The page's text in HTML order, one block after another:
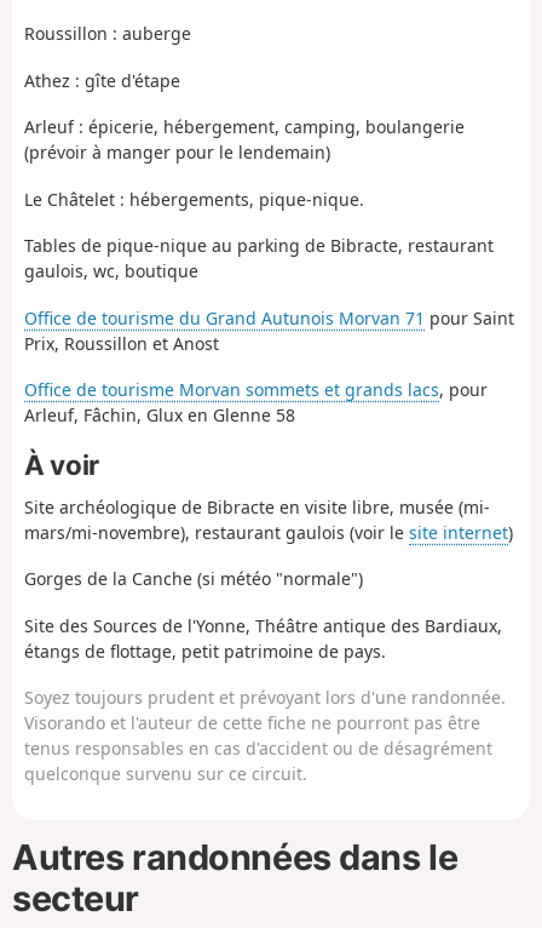
Roussillon : auberge
Athez : gîte d'étape
Arleuf : épicerie, hébergement, camping, boulangerie
(prévoir à manger pour le lendemain)
Le Châtelet : hébergements, pique-nique.
Tables de pique-nique au parking de Bibracte, restaurant
gaulois, wc, boutique
Office de tourisme du Grand Autunois Morvan 71 pour Saint
Prix, Roussillon et Anost
Office de tourisme Morvan sommets et grands lacs, pour
Arleuf, Fâchin, Glux en Glenne 58
À voir
Site archéologique de Bibracte en visite libre, musée (mi-
mars/mi-novembre), restaurant gaulois (voir le site internet)
Gorges de la Canche (si météo "normale")
Site des Sources de l'Yonne, Théâtre antique des Bardiaux,
étangs de flottage, petit patrimoine de pays.
Soyez toujours prudent et prévoyant lors d'une randonnée.
Visorando et l'auteur de cette fiche ne pourront pas être
tenus responsables en cas d'accident ou de désagrément
quelconque survenu sur ce circuit.
Autres randonnées dans le
secteur